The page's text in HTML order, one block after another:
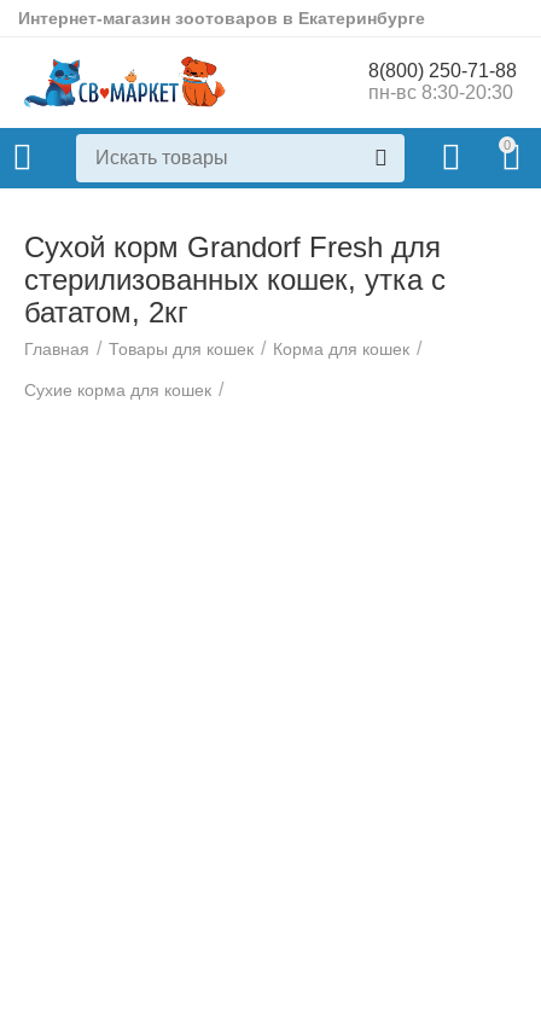
Интернет-магазин зоотоваров в Екатеринбурге
8(800) 250-71-88
пн-вс 8:30-20:30
0
Сухой корм Grandorf Fresh для
стерилизованных кошек, утка с
бататом, 2кг
Главная / Товары для кошек / Корма для кошек /
Сухие корма для кошек /